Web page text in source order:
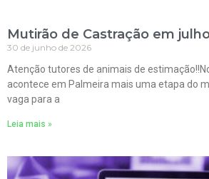
Mutirão de Castração em
30 de junho de 2026
Atenção tutores de animais de
acontece em Palmeira mais uma etapa do
vaga para a
Leia mais »